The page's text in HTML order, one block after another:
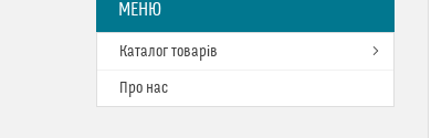
Каталог товарів
Про нас